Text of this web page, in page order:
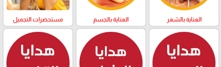
العناية بالشعر العناية بالجسم مستحضرات التجميل